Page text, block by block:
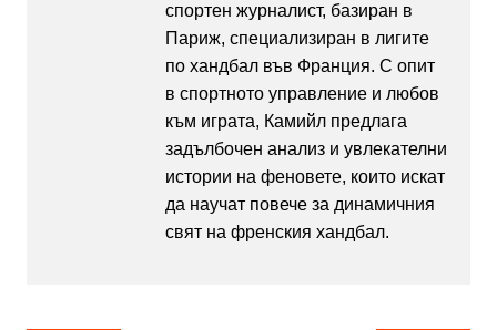
спортен журналист, базиран в
Париж, специализиран в лигите
по хандбал във Франция. С опит
в спортното управление и любов
към играта, Камийл предлага
задълбочен анализ и увлекателни
истории на феновете, които искат
да научат повече за динамичния
свят на френския хандбал.